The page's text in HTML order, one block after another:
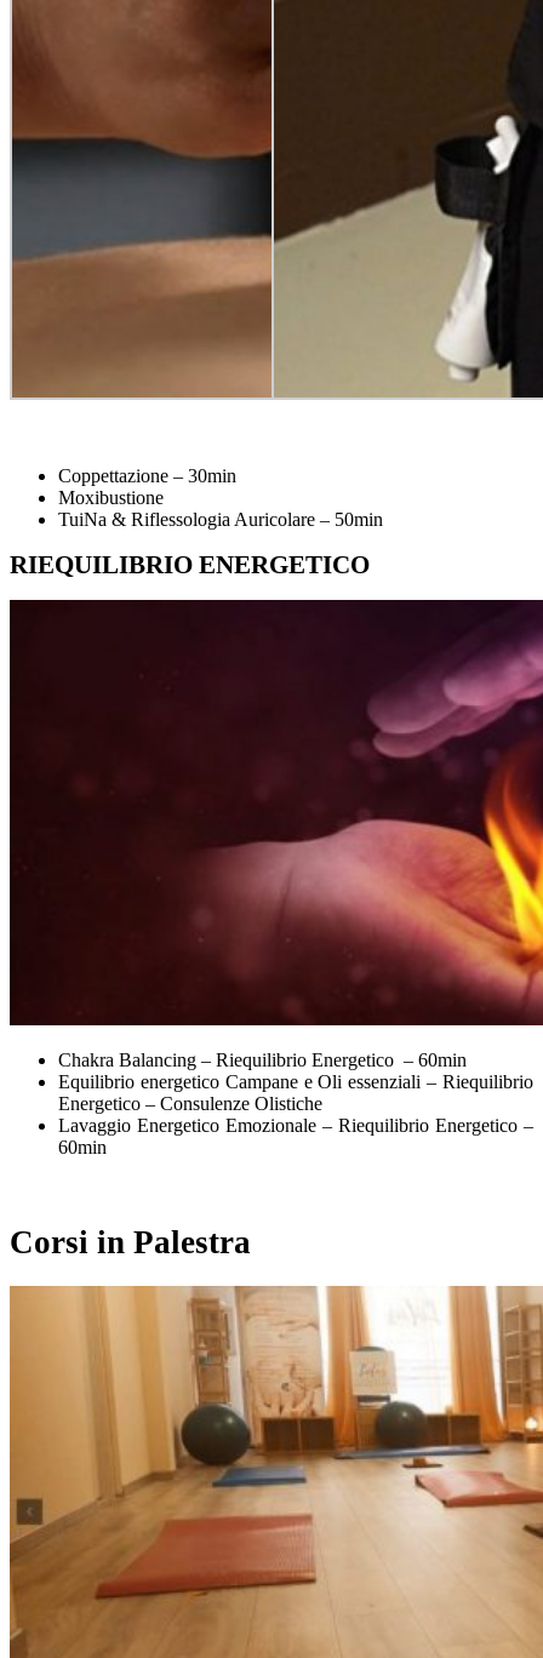
Coppettazione – 30min
Moxibustione
TuiNa & Riflessologia Auricolare – 50min
RIEQUILIBRIO ENERGETICO
Chakra Balancing – Riequilibrio Energetico – 60min
Equilibrio energetico Campane e Oli essenziali – Riequilibrio
Energetico – Consulenze Olistiche
Lavaggio Energetico Emozionale – Riequilibrio Energetico –
60min
Corsi in Palestra